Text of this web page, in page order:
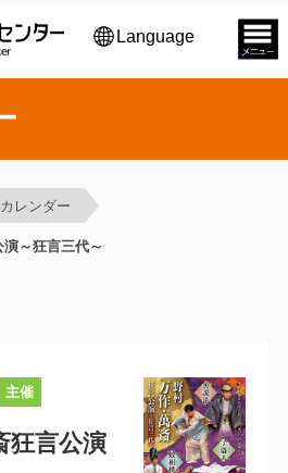
Language
レンダー
～狂言三代～
主催
狂言公演